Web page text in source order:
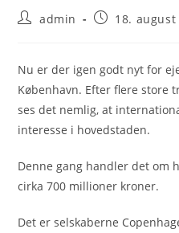
Postadmin
Post18. august
Nu er der igen godt nyt for
København. Efter flere store
ses det nemlig, at
interesse i hovedstaden.
Denne gang handler det om
cirka 700 millioner kroner.
Det er selskaberne